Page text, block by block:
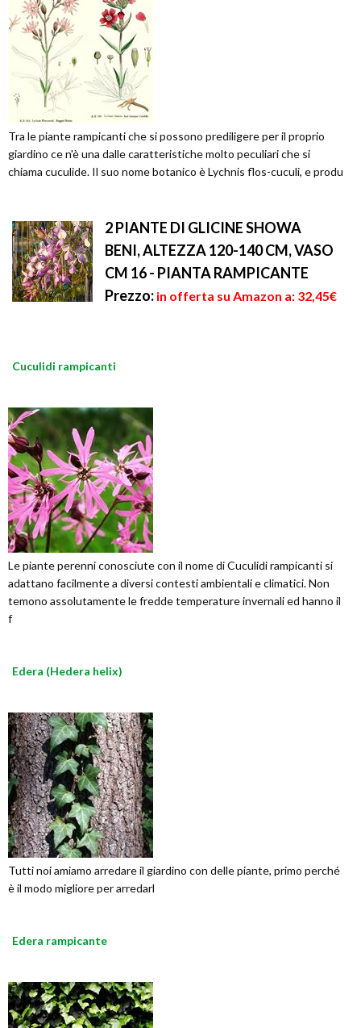
Tra le piante rampicanti che si possono prediligere per il proprio
giardino ce n'è una dalle caratteristiche molto peculiari che si
chiama cuculide. Il suo nome botanico è Lychnis flos-cuculi, e produ
2 PIANTE DI GLICINE SHOWA
BENI, ALTEZZA 120-140 CM, VASO
CM 16 - PIANTA RAMPICANTE
Prezzo: in offerta su Amazon a: 32,45€
Cuculidi rampicanti
Le piante perenni conosciute con il nome di Cuculidi rampicanti si
adattano facilmente a diversi contesti ambientali e climatici. Non
temono assolutamente le fredde temperature invernali ed hanno il
f
Edera (Hedera helix)
Tutti noi amiamo arredare il giardino con delle piante, primo perché
è il modo migliore per arredarl
Edera rampicante